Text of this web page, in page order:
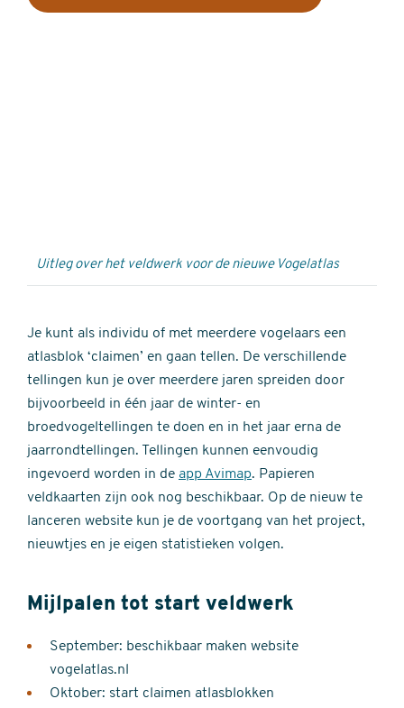
Uitleg over het veldwerk voor de nieuwe Vogelatlas
Je kunt als individu of met meerdere vogelaars een
atlasblok ‘claimen’ en gaan tellen. De verschillende
tellingen kun je over meerdere jaren spreiden door
bijvoorbeeld in één jaar de winter- en
broedvogeltellingen te doen en in het jaar erna de
jaarrondtellingen. Tellingen kunnen eenvoudig
ingevoerd worden in de app Avimap. Papieren
veldkaarten zijn ook nog beschikbaar. Op de nieuw te
lanceren website kun je de voortgang van het project,
nieuwtjes en je eigen statistieken volgen.
Mijlpalen tot start veldwerk
September: beschikbaar maken website
vogelatlas.nl
Oktober: start claimen atlasblokken